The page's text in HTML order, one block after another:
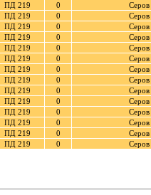
ПД 219 0
Серов
ПД 219 0
Серов
ПД 219 0
Серов
ПД 219 0
Серов
ПД 219 0
Серов
ПД 219 0
Серов
ПД 219 0
Серов
ПД 219 0
Серов
ПД 219 0
Серов
ПД 219 0
Серов
ПД 219 0
Серов
ПД 219 0
Серов
ПД 219 0
Серов
ПД 219 0 Серов